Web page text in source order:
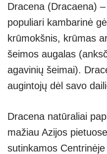
at
s
A
p
p
p
e
e
gr
a
m
er
Dracena (Dracaena)
populiari kambarinė
krūmokšnis, krūmas
šeimos augalas
agavinių šeimai).
augintojų dėl savo
Dracena natūraliai
mažiau Azijos
sutinkamos